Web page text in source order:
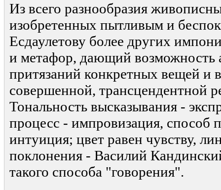
Из всего разнообразия
изобретенных пытливым и
Есдаулетову более других
и метафор, дающий возможность
притязаний конкретных вещей и
совершенной, трансцендентной
Тональность высказывания -
процесс - импровизация, способ
интуиция; цвет равен чувству,
поклонения - Василий
такого способа "говорения".